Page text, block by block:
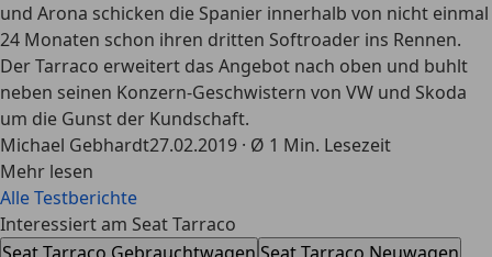
und Arona schicken die Spanier innerhalb von nicht einmal
24 Monaten schon ihren dritten Softroader ins Rennen.
Der Tarraco erweitert das Angebot nach oben und buhlt
neben seinen Konzern-Geschwistern von VW und Skoda
um die Gunst der Kundschaft.
Michael Gebhardt27.02.2019 · Ø 1 Min. Lesezeit
Mehr lesen
Alle Testberichte
Interessiert am Seat Tarraco